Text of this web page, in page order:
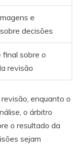
e
decisões
sobre o
revisão
enquanto o
o árbitro
o resultado da
sejam